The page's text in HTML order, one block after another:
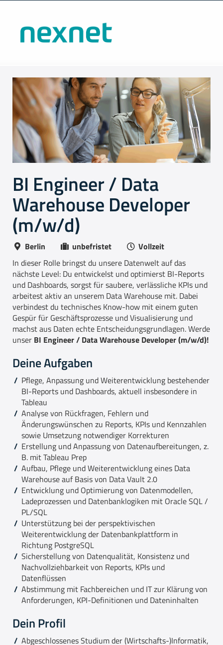
BI Engineer / Data
Warehouse Developer
(m/w/d)
Berlin unbefristet
Vollzeit
In dieser Rolle bringst du unsere Datenwelt auf das
nächste Level: Du entwickelst und optimierst BI-Reports
und Dashboards, sorgst für saubere, verlässliche KPIs und
arbeitest aktiv an unserem Data Warehouse mit. Dabei
verbindest du technisches Know-how mit einem guten
Gespür für Geschäftsprozesse und Visualisierung und
machst aus Daten echte Entscheidungsgrundlagen. Werde
unser BI Engineer / Data Warehouse Developer (m/w/d)!
Deine Aufgaben
Pflege, Anpassung und Weiterentwicklung bestehender
BI-Reports und Dashboards, aktuell insbesondere in
Tableau
Analyse von Rückfragen, Fehlern und
Änderungswünschen zu Reports, KPIs und Kennzahlen
sowie Umsetzung notwendiger Korrekturen
Erstellung und Anpassung von Datenaufbereitungen, z.
B. mit Tableau Prep
Aufbau, Pflege und Weiterentwicklung eines Data
Warehouse auf Basis von Data Vault 2.0
Entwicklung und Optimierung von Datenmodellen,
Ladeprozessen und Datenbanklogiken mit Oracle SQL /
PL/SQL
Unterstützung bei der perspektivischen
Weiterentwicklung der Datenbankplattform in
Richtung PostgreSQL
Sicherstellung von Datenqualität, Konsistenz und
Nachvollziehbarkeit von Reports, KPIs und
Datenflüssen
Abstimmung mit Fachbereichen und IT zur Klärung von
Anforderungen, KPI-Definitionen und Dateninhalten
Dein Profil
Abgeschlossenes Studium der (Wirtschafts-)Informatik,